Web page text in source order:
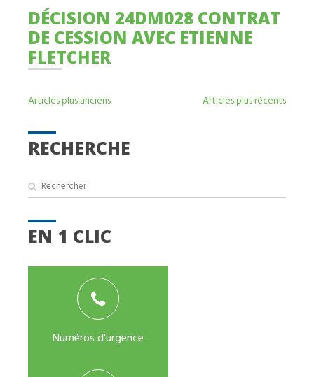
RECHERCHE
EN 1 CLIC
Numéros d'urgence
DÉCISION 24DM028 CONTRAT
DE CESSION AVEC ETIENNE
FLETCHER
NAVIGATION
ARTICLES
Articles plus anciens Articles plus récents